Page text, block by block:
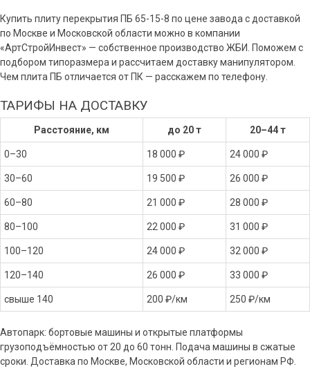
Купить плиту перекрытия ПБ 65-15-8 по цене завода с доставкой
по Москве и Московской области можно в компании
«АртСтройИнвест» — собственное производство ЖБИ. Поможем с
подбором типоразмера и рассчитаем доставку манипулятором.
Чем плита ПБ отличается от ПК — расскажем по телефону.
ТАРИФЫ НА ДОСТАВКУ
Расстояние, км до 20 т 20–44 т
0–30 18 000 ₽ 24 000 ₽
30–60 19 500 ₽ 26 000 ₽
60–80 21 000 ₽ 28 000 ₽
80–100 22 000 ₽ 31 000 ₽
100–120 24 000 ₽ 32 000 ₽
120–140 26 000 ₽ 33 000 ₽
свыше 140 200 ₽/км 250 ₽/км
Автопарк: бортовые машины и открытые платформы
грузоподъёмностью от 20 до 60 тонн. Подача машины в сжатые
сроки. Доставка по Москве, Московской области и регионам РФ.